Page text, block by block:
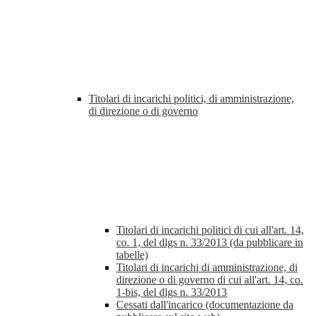
Titolari di incarichi politici, di amministrazione,
di direzione o di governo
Titolari di incarichi politici di cui all'art. 14,
co. 1, del dlgs n. 33/2013 (da pubblicare in
tabelle)
Titolari di incarichi di amministrazione, di
direzione o di governo di cui all'art. 14, co.
1-bis, del dlgs n. 33/2013
Cessati dall'incarico (documentazione da